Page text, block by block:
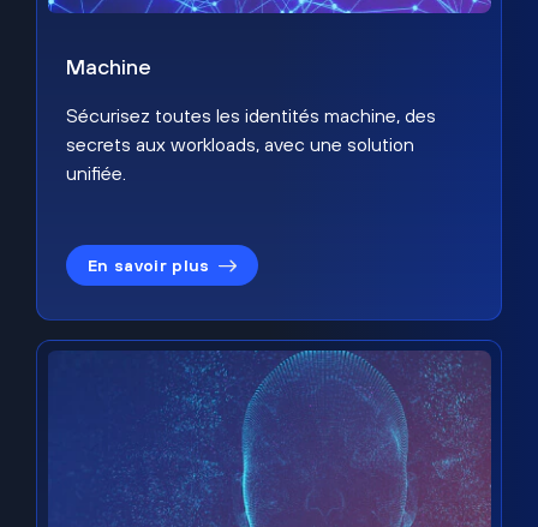
Machine
Sécurisez toutes les identités machine, des
secrets aux workloads, avec une solution
unifiée.
En savoir plus